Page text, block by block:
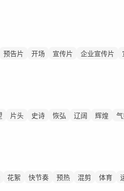
预告片 开场 宣传片 企业宣传片
片头 史诗 恢弘 辽阔 辉煌
花絮 快节奏 预热 混剪 体育